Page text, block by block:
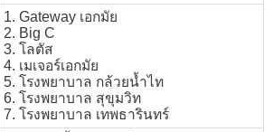
1. Gateway เอกมัย
2. Big C
3. โลตัส
4. เมเจอร์เอกมัย
5. โรงพยาบาล กล้วยน้ำไท
6. โรงพยาบาล สุขุมวิท
7. โรงพยาบาล เทพธารินทร์